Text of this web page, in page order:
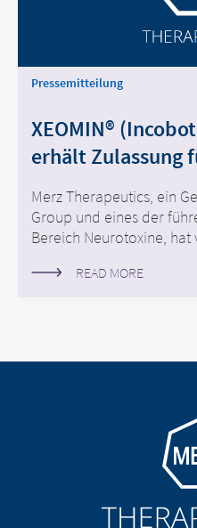
Pressemitteilung
XEOMIN®
erhält Zulassung
Merz Therapeutics, ein
Group und eines der
Bereich Neurotoxine, hat
READ MORE
Go to